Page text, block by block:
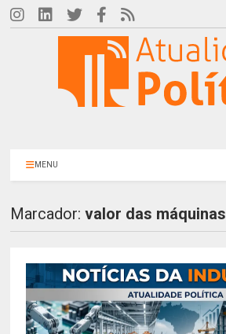
MENU
Marcador:valor das máquinas